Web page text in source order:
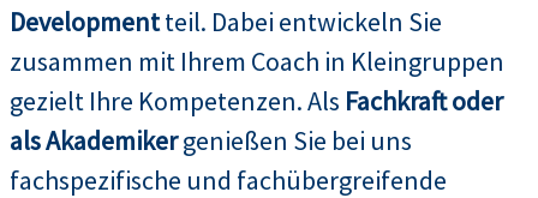
Developmentteil. Dabei entwickeln Sie
zusammen mit Ihrem Coach in Kleingruppen
gezielt Ihre Kompetenzen. Als Fachkraft oder
als Akademikergenießen Sie bei uns
fachspezifische und fachübergreifende